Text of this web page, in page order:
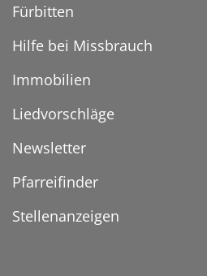
Fürbitten
Hilfe bei Missbrauch
Immobilien
Liedvorschläge
Newsletter
Pfarreifinder
Stellenanzeigen